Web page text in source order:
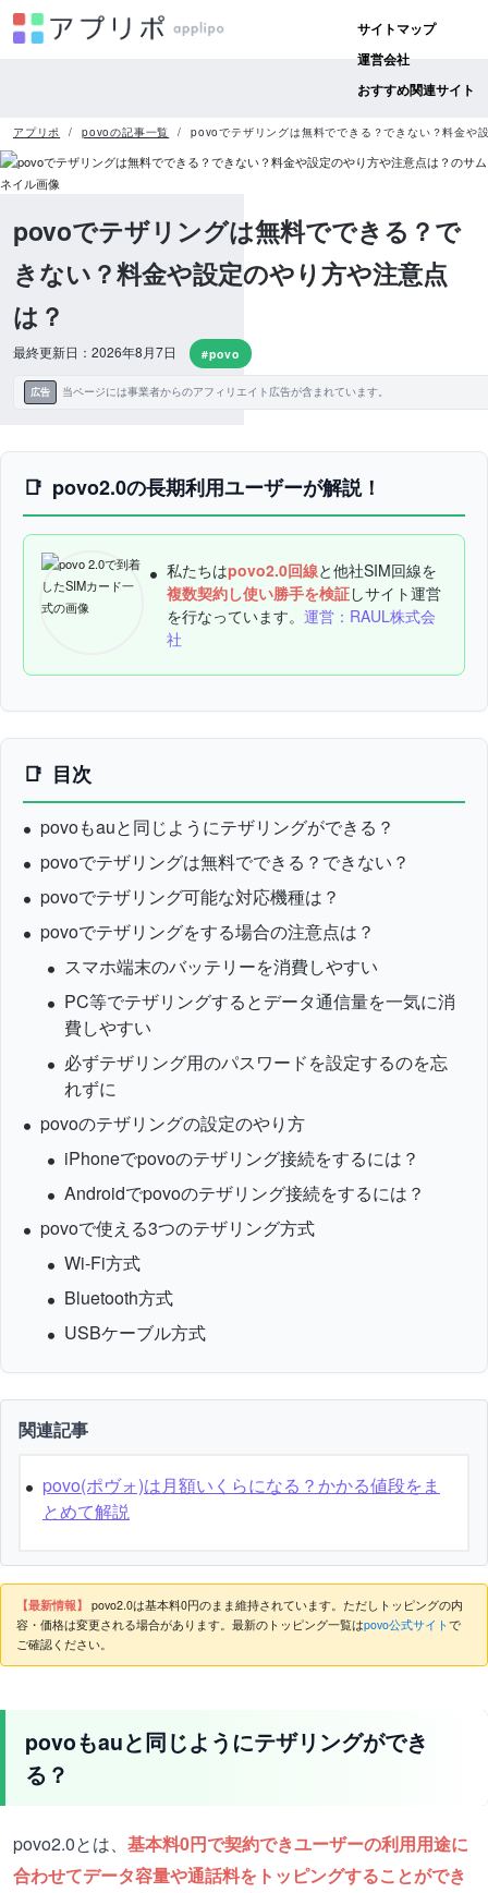
サイトマップ
運営会社
おすすめ関連サイト
アプリポ povoの記事一覧 povoでテザリングは無料でできる？できない？料金や
povoでテザリングは無料でできる？で
きない？料金や設定のやり方や注意点
は？
最終更新日：2026年8月7日 #povo
広告 当ページには事業者からのアフィリエイト広告が含まれています。
povo2.0の長期利用ユーザーが解説！
私たちはpovo2.0回線と他社SIM回線を
複数契約し使い勝手を検証しサイト運営
を行なっています。 運営：RAUL株式会
社
目次
povoもauと同じようにテザリングができる？
povoでテザリングは無料でできる？できない？
povoでテザリング可能な対応機種は？
povoでテザリングをする場合の注意点は？
スマホ端末のバッテリーを消費しやすい
PC等でテザリングするとデータ通信量を一気に消
費しやすい
必ずテザリング用のパスワードを設定するのを忘
れずに
povoのテザリングの設定のやり方
iPhoneでpovoのテザリング接続をするには？
Androidでpovoのテザリング接続をするには？
povoで使える3つのテザリング方式
Wi-Fi方式
Bluetooth方式
USBケーブル方式
関連記事
povo(ポヴォ)は月額いくらになる？かかる値段をま
とめて解説
【最新情報】 povo2.0は基本料0円のまま維持されています。ただしトッピングの内
容・価格は変更される場合があります。最新のトッピング一覧はpovo公式サイトで
ご確認ください。
povoもauと同じようにテザリングができ
る？
povo2.0とは、 基本料0円で契約できユーザーの利用用途に
合わせてデータ容量や通話料をトッピングすることができ